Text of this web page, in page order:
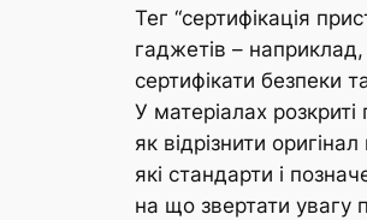
Тег “сертифікація
гаджетів –
сертифікати безпеки
У матеріалах
як відрізнити
які стандарти і
на що звертати увагу